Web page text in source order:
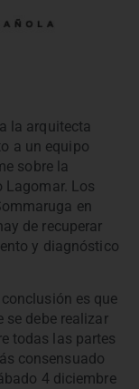
la arquitecta
a un equipo
sobre la
Lagomar. Los
en
de recuperar
y diagnóstico
es que
se debe realizar
todas las partes
consensuado
4 diciembre